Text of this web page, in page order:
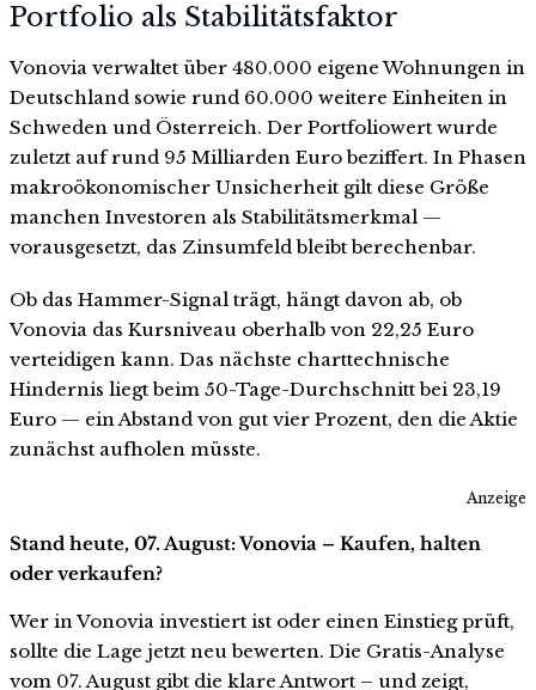
Portfolio als Stabilitätsfaktor
Vonovia verwaltet über 480.000 eigene Wohnungen in
Deutschland sowie rund 60.000 weitere Einheiten in
Schweden und Österreich. Der Portfoliowert wurde
zuletzt auf rund 95 Milliarden Euro beziffert. In Phasen
makroökonomischer Unsicherheit gilt diese Größe
manchen Investoren als Stabilitätsmerkmal —
vorausgesetzt, das Zinsumfeld bleibt berechenbar.
Ob das Hammer-Signal trägt, hängt davon ab, ob
Vonovia das Kursniveau oberhalb von 22,25 Euro
verteidigen kann. Das nächste charttechnische
Hindernis liegt beim 50-Tage-Durchschnitt bei 23,19
Euro — ein Abstand von gut vier Prozent, den die Aktie
zunächst aufholen müsste.
Anzeige
Stand heute, 07. August: Vonovia – Kaufen, halten
oder verkaufen?
Wer in Vonovia investiert ist oder einen Einstieg prüft,
sollte die Lage jetzt neu bewerten. Die Gratis-Analyse
vom 07. August gibt die klare Antwort – und zeigt,